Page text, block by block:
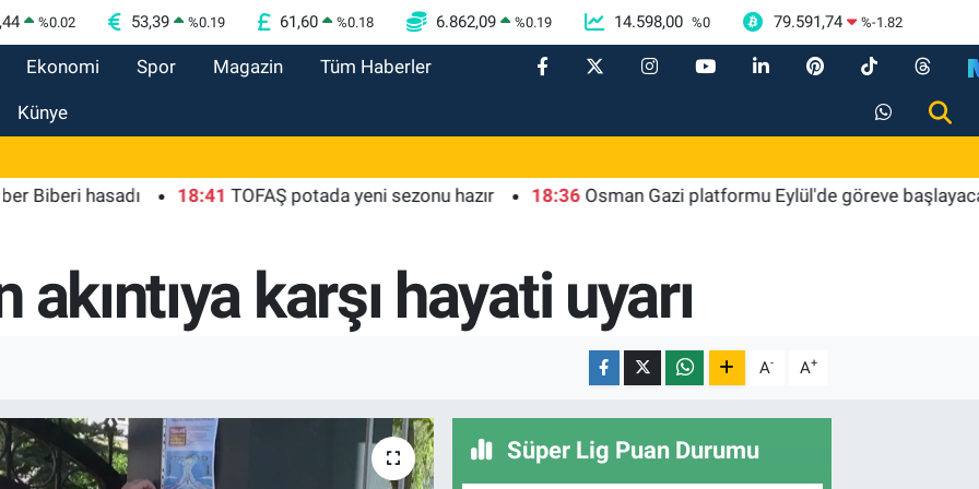
%0.02 53,39 %0.19 61,60 %0.18 6.862,09 %0.19 14.598,00 %0 79.591,74 %-1.82
Ekonomi Spor Magazin Tüm Haberler
Künye
hasadı 18:41 TOFAŞ potada yeni sezonu hazır 18:36 Osman Gazi platformu Eylül'de göreve başlayacak...
karşı hayati uyarı
A- A+
Süper Lig Puan Durumu